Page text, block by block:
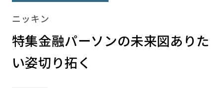
ニッキン
特集金融パーソンの未来図ありた
い姿切り拓く